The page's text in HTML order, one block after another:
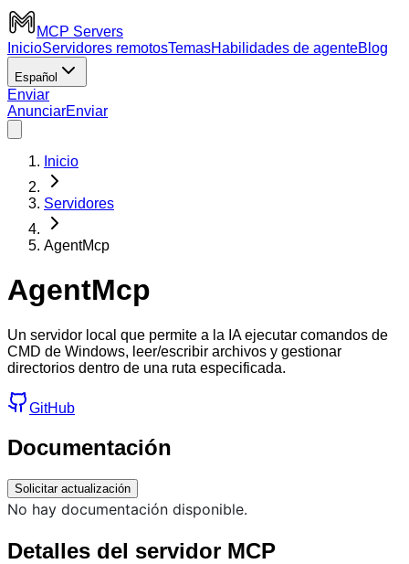
MCP Servers
InicioServidores remotosTemasHabilidades de agenteBlog
Español
Enviar
AnunciarEnviar
Inicio
Servidores
AgentMcp
AgentMcp
Un servidor local que permite a la IA ejecutar comandos de
CMD de Windows, leer/escribir archivos y gestionar
directorios dentro de una ruta especificada.
GitHub
Documentación
Solicitar actualización
No hay documentación disponible.
Detalles del servidor MCP